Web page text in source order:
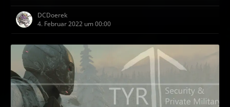
DCDoerek
4. Februar 2022 um 00:00